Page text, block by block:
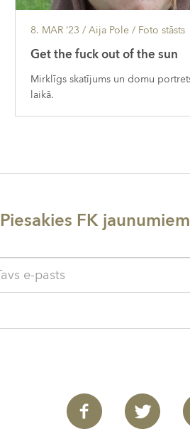
8. MAR ’23 / Aija Pole / Foto stāsts
Get the fuck out of the sun
Mirklīgs skatījums un domu
laikā.
Piesakies FK